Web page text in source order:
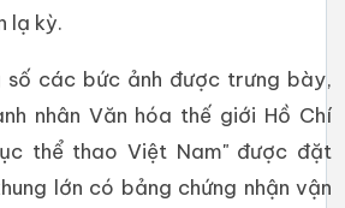
lạ kỳ.
các bức ảnh được trưng bày,
nhân Văn hóa thế giới Hồ Chí
thể thao Việt Nam" được đặt
lớn có bảng chứng nhận vận